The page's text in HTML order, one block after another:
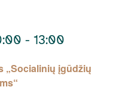
„Socialinių įgūdžių
- 13:00